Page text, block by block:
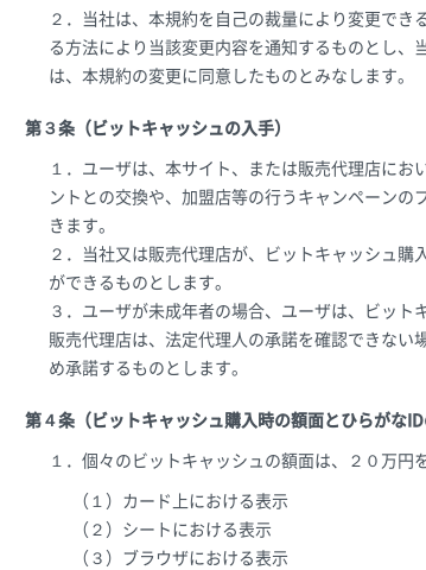
２．当社は、本規約を自己の裁量により変更で
る方法により当該変更内容を通知するものとし
は、本規約の変更に同意したものとみなします。
第３条（ビットキャッシュの入手）
１．ユーザは、本サイト、または販売代理店に
ントとの交換や、加盟店等の行うキャンペーン
きます。
２．当社又は販売代理店が、ビットキャッシュ
ができるものとします。
３．ユーザが未成年者の場合、ユーザは、ビッ
販売代理店は、法定代理人の承諾を確認できない
め承諾するものとします。
第４条（ビットキャッシュ購入時の額面とひらがなID
１．個々のビットキャッシュの額面は、２０万円
（１）カード上における表示
（２）シートにおける表示
（３）ブラウザにおける表示